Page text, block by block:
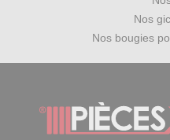
Nos
Nos bougies